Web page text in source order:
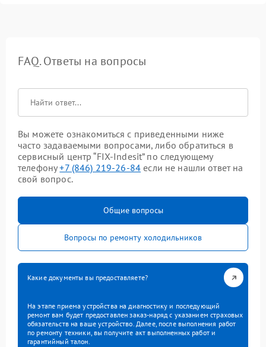
FAQ. Ответы на вопросы
Вы можете ознакомиться с приведенными ниже
часто задаваемыми вопросами, либо обратиться в
сервисный центр “FIX-Indesit” по следующему
телефону+7 (846) 219-26-84 если не нашли ответ на
свой вопрос.
Общие вопросы
Вопросы по ремонту холодильников
Какие документы вы предоставляете?
На этапе приема устройства на диагностику и последующий
ремонт вам будет предоставлен заказ-наряд с указанием страховых
обязательств на ваше устройство. Далее, после выполнения работ
по ремонту техники, вы получите акт выполненных работ и
гарантийный талон.